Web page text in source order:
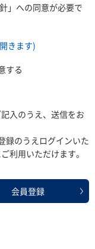
」への同意が必要で
きます)
する
入のうえ、送信をお
録のうえログインいた
利用いただけます。
会員登録